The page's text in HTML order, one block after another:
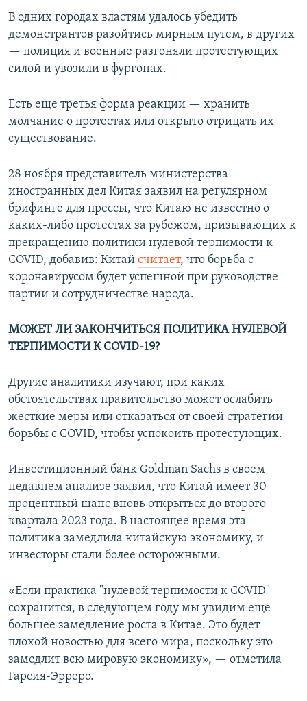
В одних городах властям удалось убедить
демонстрантов разойтись мирным путем, в других
— полиция и военные разгоняли протестующих
силой и увозили в фургонах.
Есть еще третья форма реакции — хранить
молчание о протестах или открыто отрицать их
существование.
28 ноября представитель министерства
иностранных дел Китая заявил на регулярном
брифинге для прессы, что Китаю не известно о
каких-либо протестах за рубежом, призывающих к
прекращению политики нулевой терпимости к
COVID, добавив: Китай считает, что борьба с
коронавирусом будет успешной при руководстве
партии и сотрудничестве народа.
МОЖЕТ ЛИ ЗАКОНЧИТЬСЯ ПОЛИТИКА НУЛЕВОЙ
ТЕРПИМОСТИ К COVID-19?
Другие аналитики изучают, при каких
обстоятельствах правительство может ослабить
жесткие меры или отказаться от своей стратегии
борьбы с COVID, чтобы успокоить протестующих.
Инвестиционный банк Goldman Sachs в своем
недавнем анализе заявил, что Китай имеет 30-
процентный шанс вновь открыться до второго
квартала 2023 года. В настоящее время эта
политика замедлила китайскую экономику, и
инвесторы стали более осторожными.
«Если практика "нулевой терпимости к COVID"
сохранится, в следующем году мы увидим еще
большее замедление роста в Китае. Это будет
плохой новостью для всего мира, поскольку это
замедлит всю мировую экономику», — отметила
Гарсия-Эрреро.